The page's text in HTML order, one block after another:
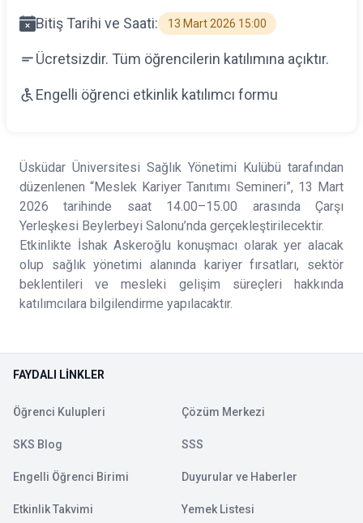
Bitiş Tarihi ve Saati: 13 Mart 2026 15:00
Ücretsizdir. Tüm öğrencilerin katılımına açıktır.
Engelli öğrenci etkinlik katılımcı formu
Üsküdar Üniversitesi Sağlık Yönetimi Kulübü tarafından
düzenlenen “Meslek Kariyer Tanıtımı Semineri”, 13 Mart
2026 tarihinde saat 14.00–15.00 arasında Çarşı
Yerleşkesi Beylerbeyi Salonu’nda gerçekleştirilecektir.
Etkinlikte İshak Askeroğlu konuşmacı olarak yer alacak
olup sağlık yönetimi alanında kariyer fırsatları, sektör
beklentileri ve mesleki gelişim süreçleri hakkında
katılımcılara bilgilendirme yapılacaktır.
FAYDALI LINKLER
Öğrenci Kulupleri Çözüm Merkezi
SKS Blog SSS
Engelli Öğrenci Birimi Duyurular ve Haberler
Etkinlik Takvimi Yemek Listesi